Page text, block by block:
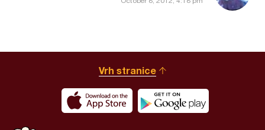
Vrh stranice